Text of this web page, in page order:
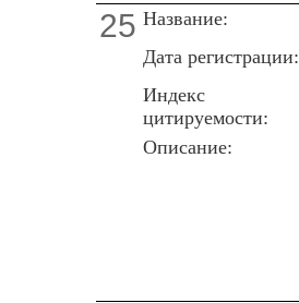
25 Название:
Дата регистрации:
Индекс
цитируемости:
Описание: